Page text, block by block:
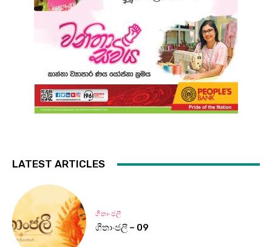
LATEST ARTICLES
ගීතාංජලී
ගීතාංජලී – 09